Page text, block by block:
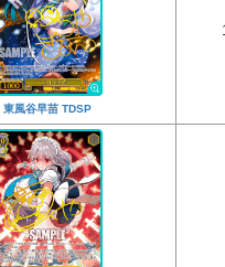
東風谷早苗 TDSP